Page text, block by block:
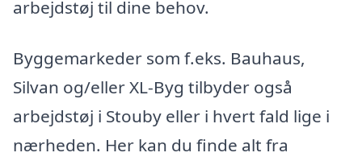
arbejdstøj til dine behov.
Byggemarkeder som f.eks. Bauhaus,
Silvan og/eller XL-Byg tilbyder også
arbejdstøj i Stouby eller i hvert fald lige i
nærheden. Her kan du finde alt fra